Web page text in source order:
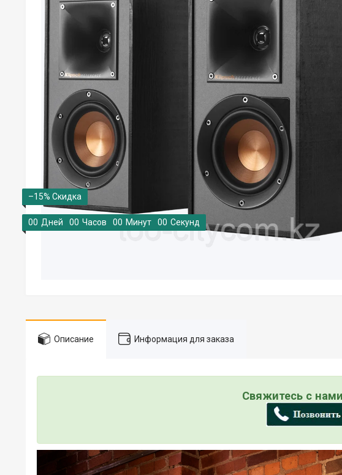
–15%
00 Дней 00 Часов 00 Минут 00 Секунд
Описание Информация для заказа
Свяжитесь с